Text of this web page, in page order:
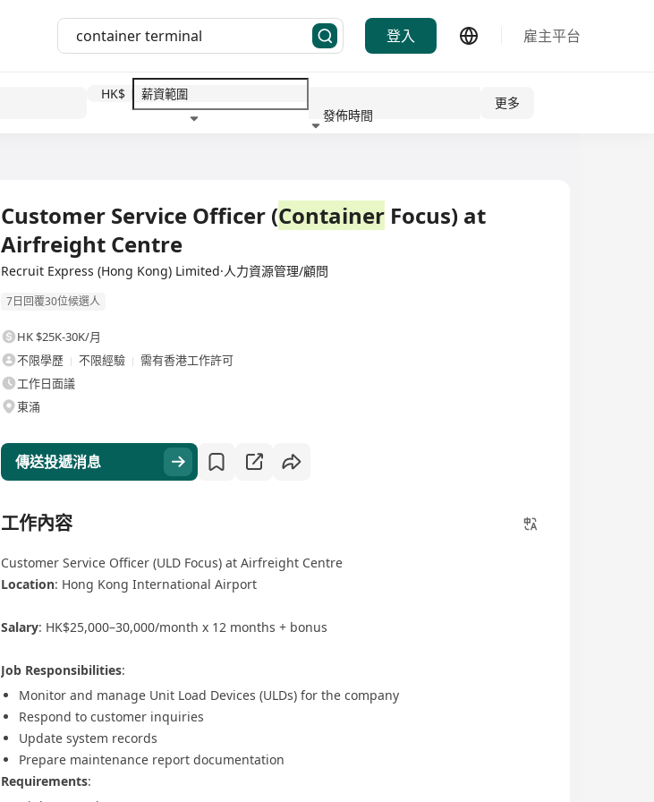
登入 雇主平台
HK$
發佈時間
更多
Customer Service Officer (Container Focus) at
Airfreight Centre
Recruit Express (Hong Kong) Limited·人力資源管理/顧問
7日回覆30位候選人
HK $25K-30K/月
不限學歷
不限經驗
需有香港工作許可
工作日面議
東涌
傳送投遞消息
工作內容
Customer Service Officer (ULD Focus) at Airfreight Centre
Location: Hong Kong International Airport
Salary: HK$25,000–30,000/month x 12 months + bonus
Job Responsibilities:
Monitor and manage Unit Load Devices (ULDs) for the company
Respond to customer inquiries
Update system records
Prepare maintenance report documentation
Requirements: